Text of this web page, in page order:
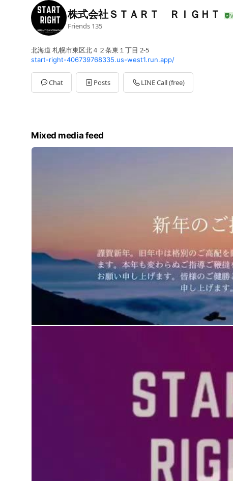
株式会社ＳＴＡＲＴ ＲＩＧＨＴ
Friends 135
北海道 札幌市東区北４２条東１丁目 2-5
start-right-406739768335.us-west1.run.app/
Chat Posts LINE Call (free)
Mixed media feed